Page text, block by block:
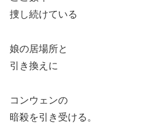
捜し続けている
娘の居場所と
引き換えに
コンウェンの
暗殺を引き受ける。